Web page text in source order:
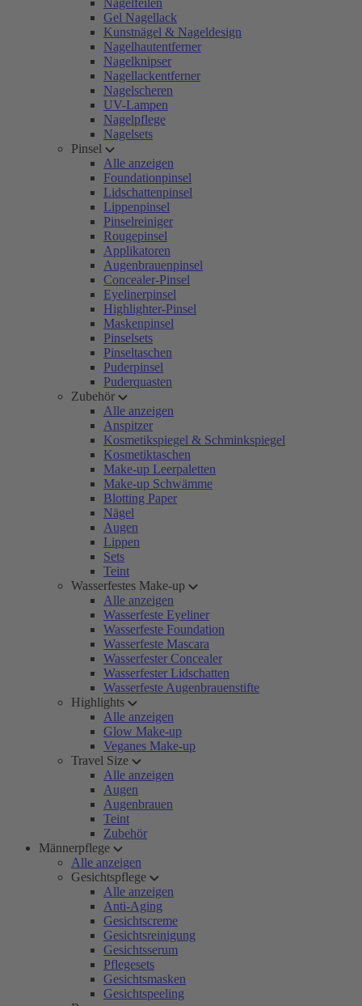
Nagelfeilen
Gel Nagellack
Kunstnägel & Nageldesign
Nagelhautentferner
Nagelknipser
Nagellackentferner
Nagelscheren
UV-Lampen
Nagelpflege
Nagelsets
Pinsel
Alle anzeigen
Foundationpinsel
Lidschattenpinsel
Lippenpinsel
Pinselreiniger
Rougepinsel
Applikatoren
Augenbrauenpinsel
Concealer-Pinsel
Eyelinerpinsel
Highlighter-Pinsel
Maskenpinsel
Pinselsets
Pinseltaschen
Puderpinsel
Puderquasten
Zubehör
Alle anzeigen
Anspitzer
Kosmetikspiegel & Schminkspiegel
Kosmetiktaschen
Make-up Leerpaletten
Make-up Schwämme
Blotting Paper
Nägel
Augen
Lippen
Sets
Teint
Wasserfestes Make-up
Alle anzeigen
Wasserfeste Eyeliner
Wasserfeste Foundation
Wasserfeste Mascara
Wasserfester Concealer
Wasserfester Lidschatten
Wasserfeste Augenbrauenstifte
Highlights
Alle anzeigen
Glow Make-up
Veganes Make-up
Travel Size
Alle anzeigen
Augen
Augenbrauen
Teint
Zubehör
Männerpflege
Alle anzeigen
Gesichtspflege
Alle anzeigen
Anti-Aging
Gesichtscreme
Gesichtsreinigung
Gesichtsserum
Pflegesets
Gesichtsmasken
Gesichtspeeling